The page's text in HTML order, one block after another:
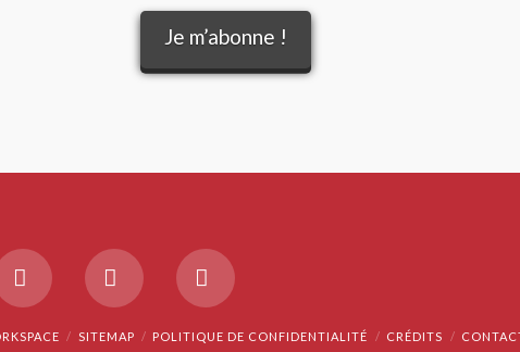
FacebookX Instagram
SITEMAP POLITIQUE DE CONFIDENTIALITÉ CRÉDITS